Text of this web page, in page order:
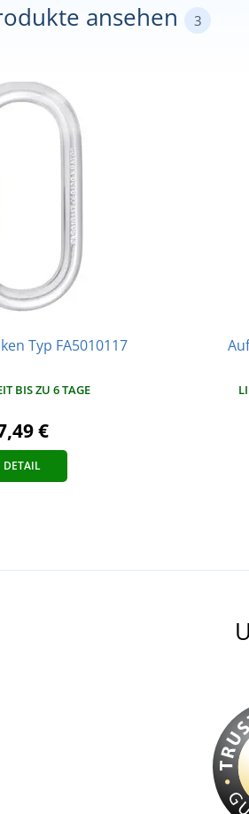
ansehen 3
Typ FA5010117
BIS ZU 6 TAGE
€
DETAIL